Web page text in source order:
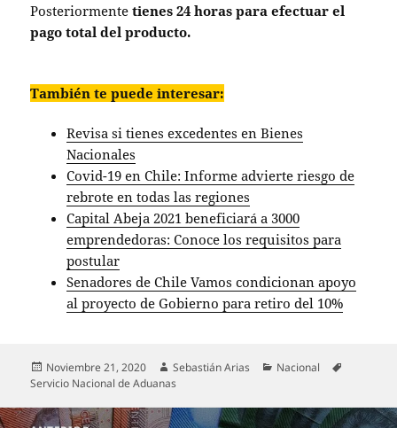
Posteriormentetienes 24 horas para efectuar el
pago total del producto.
También te puede interesar:
Revisa si tienes excedentes en Bienes
Nacionales
Covid-19 en Chile: Informe advierte riesgo de
rebrote en todas las regiones
Capital Abeja 2021 beneficiará a 3000
emprendedoras: Conoce los requisitos para
postular
Senadores de Chile Vamos condicionan apoyo
al proyecto de Gobierno para retiro del 10%
Publicado
el
Noviembre 21, 2020 Autor
Sebastián Arias Categorías
Nacional
Servicio Nacional de Aduanas
Navegación